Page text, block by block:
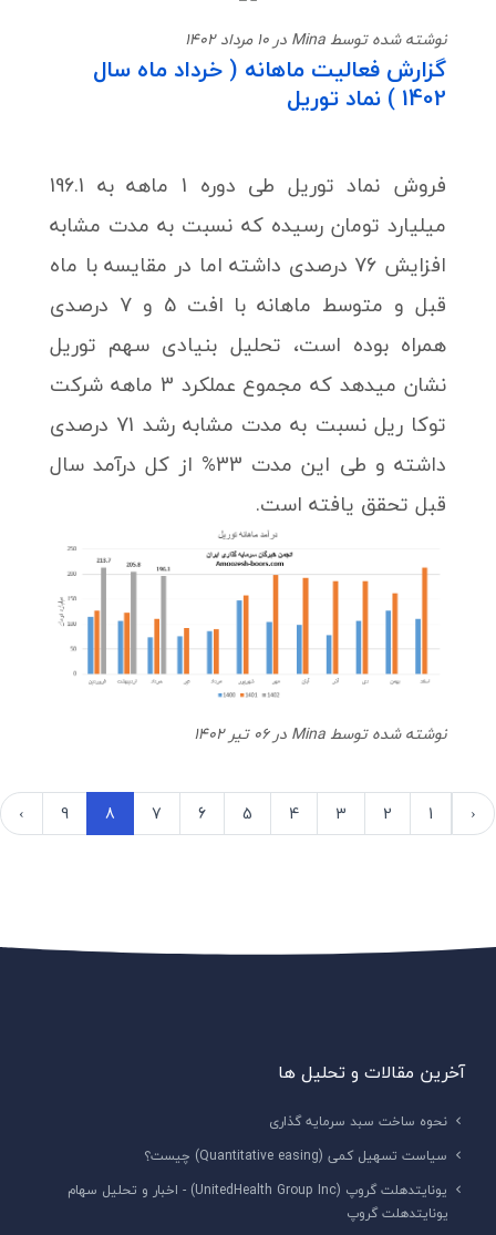
نوشته شده توسط Mina در 10 مرداد 1402
گزارش فعالیت ماهانه ( خرداد ماه سال
1402 ) نماد توریل
فروش نماد توریل طی دوره 1 ماهه به 196.1
میلیارد تومان رسیده که نسبت به مدت مشابه
افزایش 76 درصدی داشته اما در مقایسه با ماه
قبل و متوسط ماهانه با افت 5 و 7 درصدی
همراه بوده است، تحلیل بنیادی سهم توریل
نشان میدهد که مجموع عملکرد 3 ماهه شرکت
توکا ریل نسبت به مدت مشابه رشد 71 درصدی
داشته و طی این مدت 33% از کل درآمد سال
قبل تحقق یافته است.
نوشته شده توسط Mina در 06 تیر 1402
‹
1
2
3
4
5
6
7
8
9
›
آخرین مقالات و تحلیل ها
نحوه ساخت سبد سرمایه گذاری
سیاست تسهیل کمی (Quantitative easing) چیست؟
یونایتدهلت گروپ (UnitedHealth Group Inc) - اخبار و تحلیل سهام
یونایتدهلت گروپ